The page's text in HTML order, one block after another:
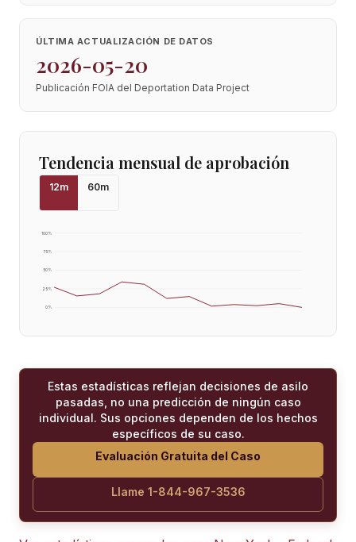
ÚLTIMA ACTUALIZACIÓN DE DATOS
2026-05-20
Publicación FOIA del Deportation Data Project
Tendencia mensual de aprobación
12m 60m
0%
25%
50%
75%
100%
Estas estadísticas reflejan decisiones de asilo
pasadas, no una predicción de ningún caso
individual. Sus opciones dependen de los hechos
específicos de su caso.
Evaluación Gratuita del Caso
Llame 1-844-967-3536